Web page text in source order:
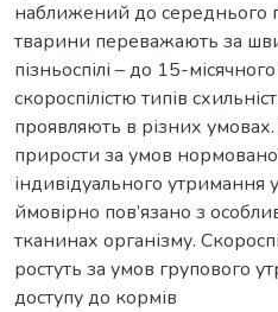
наближений до середнього
тварини переважають за
пізньоспілі – до 15-
скороспілістю типів
проявляють в різних умовах.
прирости за умов нормованої
індивідуального
ймовірно пов’язано з
тканинах організму.
ростуть за умов групового
доступу до кормів